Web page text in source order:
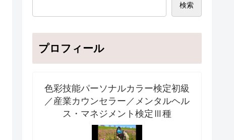
検索
プロフィール
色彩技能パーソナルカラー検定初級
／産業カウンセラー／メンタルヘル
ス・マネジメント検定Ⅲ種